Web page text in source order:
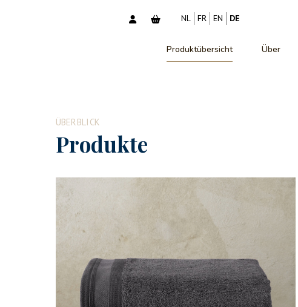
NL FR EN DE
Produktübersicht Über
ÜBERBLICK
Produkte